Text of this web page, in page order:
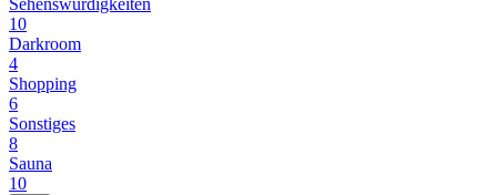
Sehenswürdigkeiten
10
Darkroom
4
Shopping
6
Sonstiges
8
Sauna
10